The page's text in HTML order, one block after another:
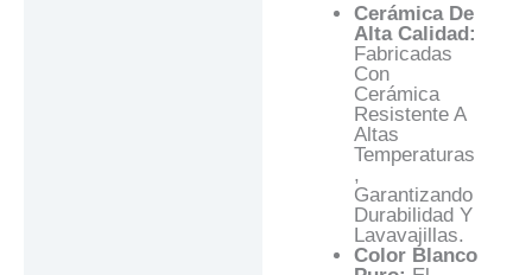
Cerámica De
Alta Calidad:
Fabricadas
Con
Cerámica
Resistente A
Altas
Temperaturas
,
Garantizando
Durabilidad Y
Lavavajillas.
Color Blanco